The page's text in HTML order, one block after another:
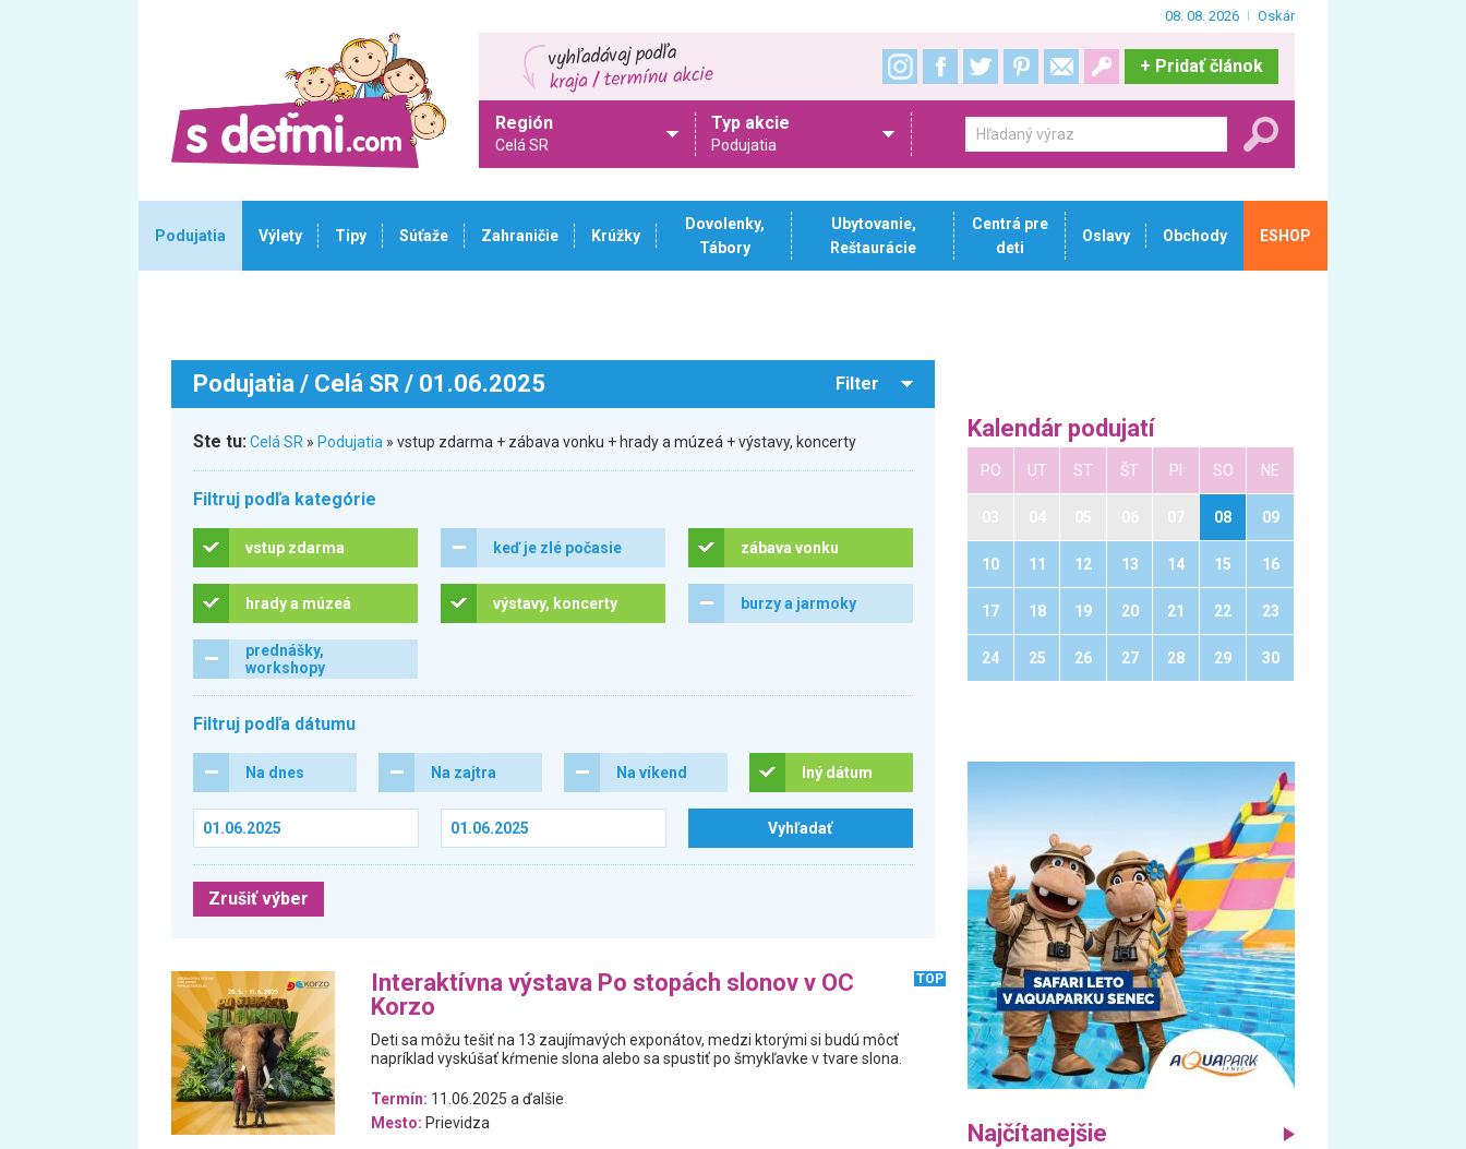
08. 08. 2026 Oskár
+ Pridať článok
Región
Celá SR
Typ akcie
Podujatia
Podujatia Výlety Tipy Súťaže Zahraničie Krúžky
Dovolenky,
Tábory
Ubytovanie,
Reštaurácie
Centrá pre
deti
Oslavy Obchody ESHOP
Podujatia / Celá SR / 01.06.2025 Filter
Ste tu:Celá SR » Podujatia » vstup zdarma + zábava vonku + hrady a múzeá + výstavy, koncerty
Filtruj podľa kategórie
vstup zdarma keď je zlé počasie zábava vonku
hrady a múzeá výstavy, koncerty burzy a jarmoky
prednášky,
workshopy
Filtruj podľa dátumu
Na dnes Na zajtra Na víkend Iný dátum
Zrušiť výber
Interaktívna výstava Po stopách slonov v OC
Korzo
TOP
Deti sa môžu tešiť na 13 zaujímavých exponátov, medzi ktorými si budú môcť
napríklad vyskúšať kŕmenie slona alebo sa spustiť po šmykľavke v tvare slona.
Termín: 11.06.2025 a ďalšie
Mesto: Prievidza
Kalendár podujatí
PO UT ST ŠT PI SO NE
08 09
10 11 12 13 14 15 16
17 18 19 20 21 22 23
24 25 26 27 28 29 30
Najčítanejšie